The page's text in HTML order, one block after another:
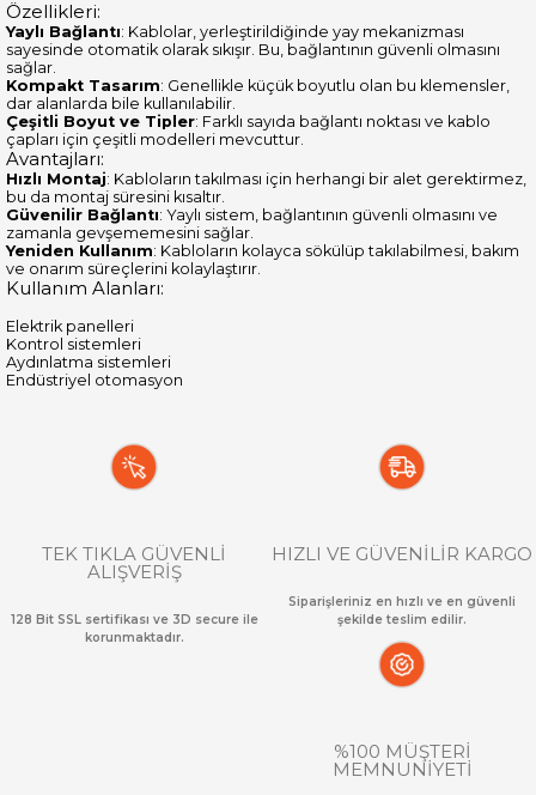
Özellikleri:
Yaylı Bağlantı: Kablolar, yerleştirildiğinde yay mekanizması
sayesinde otomatik olarak sıkışır. Bu, bağlantının güvenli olmasını
sağlar.
Kompakt Tasarım: Genellikle küçük boyutlu olan bu klemensler,
dar alanlarda bile kullanılabilir.
Çeşitli Boyut ve Tipler: Farklı sayıda bağlantı noktası ve kablo
çapları için çeşitli modelleri mevcuttur.
Avantajları:
Hızlı Montaj: Kabloların takılması için herhangi bir alet gerektirmez,
bu da montaj süresini kısaltır.
Güvenilir Bağlantı: Yaylı sistem, bağlantının güvenli olmasını ve
zamanla gevşememesini sağlar.
Yeniden Kullanım: Kabloların kolayca sökülüp takılabilmesi, bakım
ve onarım süreçlerini kolaylaştırır.
Kullanım Alanları:
Elektrik panelleri
Kontrol sistemleri
Aydınlatma sistemleri
Endüstriyel otomasyon
TEK TIKLA GÜVENLİ
ALIŞVERİŞ
128 Bit SSL sertifikası ve 3D secure ile
korunmaktadır.
HIZLI VE GÜVENİLİR KARGO
Siparişleriniz en hızlı ve en güvenli
şekilde teslim edilir.
%100 MÜŞTERİ
MEMNUNİYETİ